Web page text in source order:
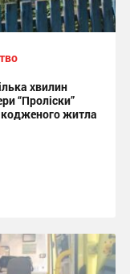
хвилин
“Проліски”
житла